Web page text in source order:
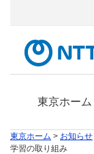
東京ホーム
東京ホーム > お知らせ
学習の取り組み